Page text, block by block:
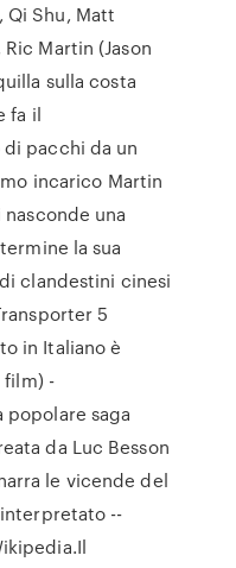
Qi Shu, Matt
Martin (Jason
sulla costa
fa il
pacchi da un
incarico Martin
una
la sua
clandestini cinesi
5
in Italiano è
film) -
popolare saga
da Luc Besson
le vicende del
--